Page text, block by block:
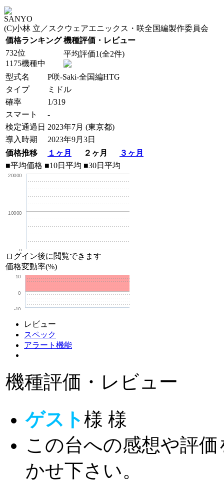
SANYO
(C)小林 立／スクウェアエニックス・咲全国編製作委員会
価格ランキング 機種評価・レビュー
732位
1175機種中
平均評価1(全2件)
型式名
P咲-Saki-全国編HTG
タイプ
ミドル
確率
1/319
スマート
-
検定通過日 2023年7月 (東京都)
導入時期
2023年9月3日
価格推移
１ヶ月 ２ヶ月
３ヶ月
■平均価格 ■10日平均 ■30日平均
0
10000
20000
ログイン後に閲覧できます
価格変動率(%)
-10
0
10
レビュー
スペック
アラート機能
機種評価・レビュー
ゲスト様 様
この台への感想や評価
かせ下さい。